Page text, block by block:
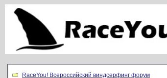
RaceYou! Всероссийский виндсерфинг форум